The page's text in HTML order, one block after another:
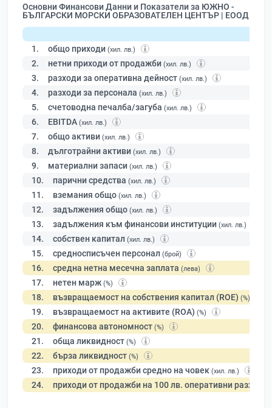
Основни Финансови Данни и Показатели за ЮЖНО -
БЪЛГАРСКИ МОРСКИ ОБРАЗОВАТЕЛЕН ЦЕНТЪР | ЕООД
1. общо приходи (хил. лв.)
2. нетни приходи от продажби (хил. лв.)
3. разходи за оперативна дейност (хил. лв.)
4. разходи за персонала (хил. лв.)
5. счетоводна печалба/загуба (хил. лв.)
6. EBITDA (хил. лв.)
7. общо активи (хил. лв.)
8. дълготрайни активи (хил. лв.)
9. материални запаси (хил. лв.)
10. парични средства (хил. лв.)
11. вземания общо (хил. лв.)
12. задължения общо (хил. лв.)
13. задължения към финансови институции (хил. лв.)
14. собствен капитал (хил. лв.)
15. средносписъчен персонал (брой)
16. средна нетна месечна заплата (лева)
17. нетен марж (%)
18. възвращаемост на собствения капитал (ROE) (%)
19. възвращаемост на активите (ROA) (%)
20. финансова автономност (%)
21. обща ликвидност (%)
22. бърза ликвидност (%)
23. приходи от продажби средно на човек (хил. лв.)
24. приходи от продажби на 100 лв. оперативни разходи